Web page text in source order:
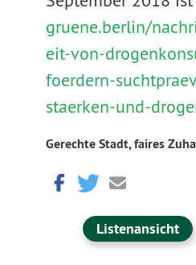
gruene.berlin/
eit-von-
foerdern-
staerken-und-
Gerechte Stadt, faires
Listenansicht